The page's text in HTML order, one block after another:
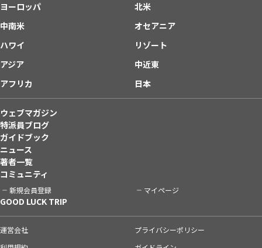
ヨーロッパ
北米
中南米
オセアニア
ハワイ
リゾート
アジア
中近東
アフリカ
日本
ウェブマガジン
特派員ブログ
ガイドブック
ニュース
著者一覧
コミュニティ
新規会員登録 マイページ
GOOD LUCK TRIP
運営会社
プライバシーポリシー